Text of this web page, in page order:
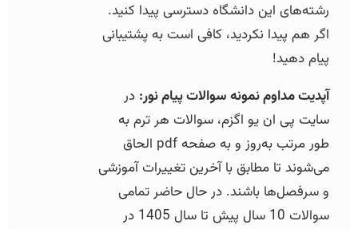
رشته‌های این دانشگاه دسترسی پیدا کنید.
اگر هم پیدا نکردید، کافی است به پشتیبانی
پیام دهید!
آپدیت مداوم نمونه سوالات پیام نور: در
سایت پی ان یو اگزم، سوالات هر ترم به
طور مرتب به‌روز و به صفحه pdf الحاق
می‌شوند تا مطابق با آخرین تغییرات آموزشی
و سرفصل‌ها باشند. در حال حاضر تمامی
سوالات 10 سال پیش تا سال 1405 در